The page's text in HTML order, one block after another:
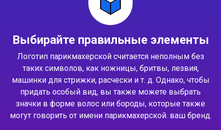
Выбирайте правильные элементы
Логотип парикмахерской считается неполным без
таких символов, как ножницы, бритвы, лезвия,
машинки для стрижки, расчески и т. д. Однако, чтобы
придать особый вид, вы также можете выбрать
значки в форме волос или бороды, которые также
могут говорить от имени парикмахерской. ваш бренд.